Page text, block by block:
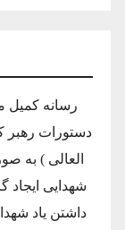
دستورات رهبر
العالی ) به
شهدایی ایجاد
داشتن یاد